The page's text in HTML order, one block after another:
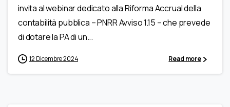
invita al webinar dedicato alla Riforma Accrual della
contabilità pubblica – PNRR Avviso 1.15 – che prevede
di dotare la PA di un...
12 Dicembre 2024 Read more